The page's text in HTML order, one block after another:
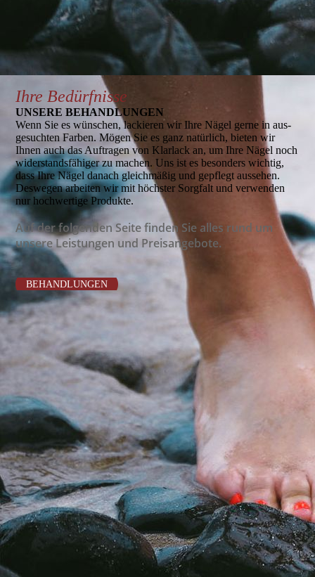
Ihre Bedürfnisse
UNSERE BEHANDLUNGEN
Wenn Sie es wünschen, lackieren wir Ihre Nägel gerne in aus­
ge­suchten Farben. Mögen Sie es ganz natürlich, bieten wir
Ihnen auch das Auftragen von Klarlack an, um Ihre Nägel noch
wider­standsfähiger zu machen. Uns ist es besonders wichtig,
dass Ihre Nägel danach gleichmäßig und gepflegt aus­sehen.
Deswegen ar­bei­ten wir mit höchster Sorgfalt und verwenden
nur hoch­wertige Produkte.
Auf der folgenden Seite finden Sie alles rund um
unsere Leistungen und Preisangebote.
BEHANDLUNGEN